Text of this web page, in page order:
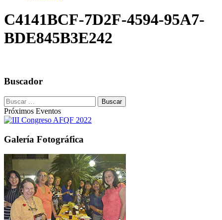
C4141BCF-7D2F-4594-95A7-
BDE845B3E242
Buscador
Buscar:
Próximos Eventos
Galería Fotográfica